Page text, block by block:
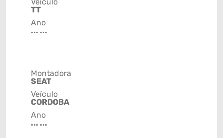
Veículo
TT
Ano
... ...
Montadora
SEAT
Veículo
CORDOBA
Ano
... ...